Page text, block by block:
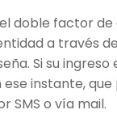
doble factor
a través
Si su
instante,
SMS o vía mail.